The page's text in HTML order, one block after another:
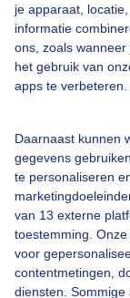
je apparaat,
informatie
ons, zoals
het gebruik van
apps te verbeteren.
Daarnaast kunnen
gegevens
te personaliseren
van 13 externe
toestemming.
voor
contentmetingen,
diensten.
Bekijk slideshow